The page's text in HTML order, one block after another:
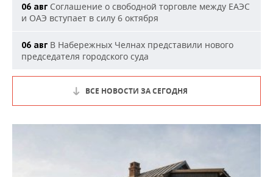
06 авг Соглашение о свободной торговле между ЕАЭС
и ОАЭ вступает в силу 6 октября
06 авг В Набережных Челнах представили нового
председателя городского суда
ВСЕ НОВОСТИ ЗА СЕГОДНЯ